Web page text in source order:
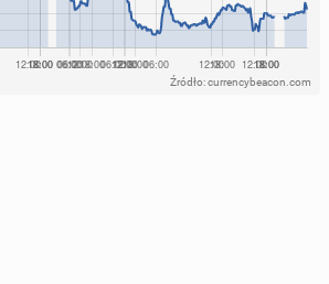
Źródło: currencybeacon.com